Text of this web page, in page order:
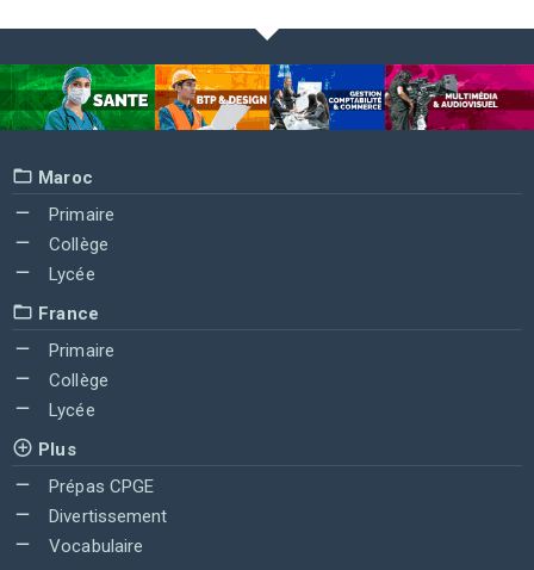
Maroc
Primaire
Collège
Lycée
France
Primaire
Collège
Lycée
Plus
Prépas CPGE
Divertissement
Vocabulaire